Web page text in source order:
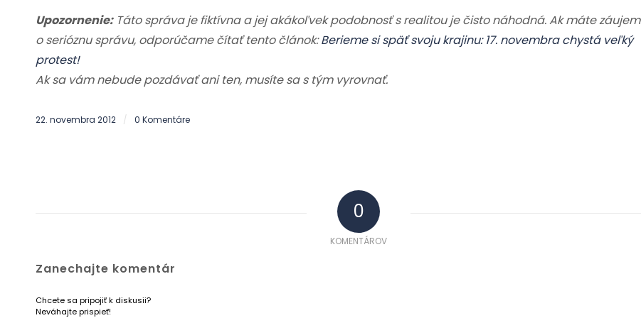
Upozornenie:Táto správa je fiktívna a jej akákoľvek podobnosť s realitou je čisto náhodná. Ak máte záujem
o serióznu správu, odporúčame čítať tento článok:Berieme si späť svoju krajinu: 17. novembra chystá veľký
protest!
Ak sa vám nebude pozdávať ani ten, musíte sa s tým vyrovnať.
22. novembra 2012 / 0 Komentáre
0
KOMENTÁROV
Zanechajte komentár
Chcete sa pripojiť k diskusii?
Neváhajte prispieť!